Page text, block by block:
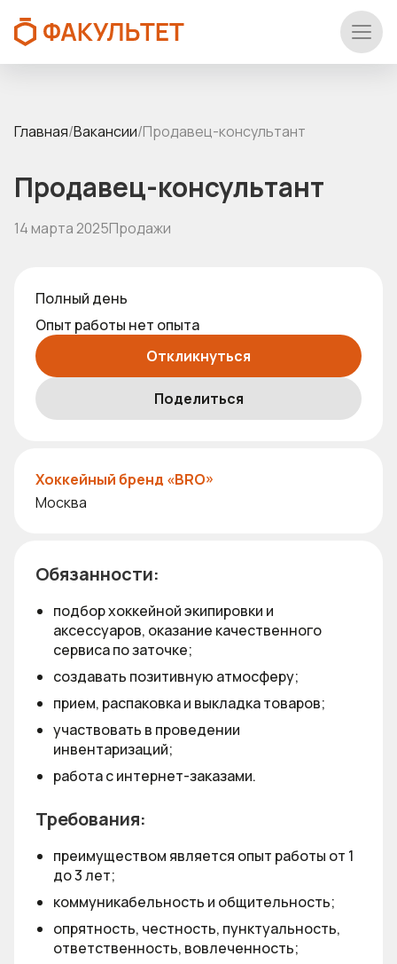
Главная/Вакансии/Продавец-консультант
Продавец-консультант
14 марта 2025Продажи
Обязанности:
подбор хоккейной экипировки и
аксессуаров, оказание качественного
сервиса по заточке;
создавать позитивную атмосферу;
прием, распаковка и выкладка товаров;
участвовать в проведении
инвентаризаций;
работа с интернет-заказами.
Требования:
преимуществом является опыт работы от 1
до 3 лет;
коммуникабельность и общительность;
опрятность, честность, пунктуальность,
ответственность, вовлеченность;
Полный день
Опыт работы нет опыта
Откликнуться
Поделиться
Хоккейный бренд «BRO»
Москва